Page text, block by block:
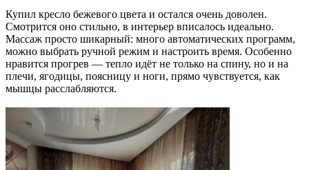
Купил кресло бежевого цвета и остался очень доволен.
Смотрится оно стильно, в интерьер вписалось идеально.
Массаж просто шикарный: много автоматических программ,
можно выбрать ручной режим и настроить время. Особенно
нравится прогрев — тепло идёт не только на спину, но и на
плечи, ягодицы, поясницу и ноги, прямо чувствуется, как
мышцы расслабляются.